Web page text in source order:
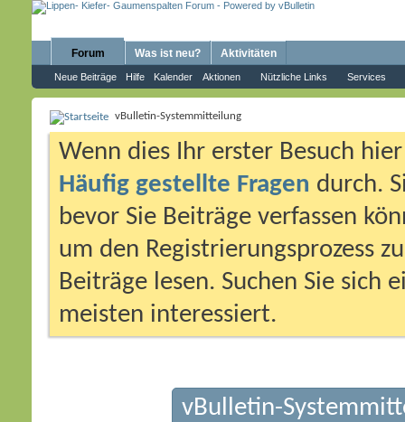
Forum
Neue Beiträge Hilfe Kalender Aktionen Nützliche Links Services
Was ist neu? Aktivitäten
vBulletin-Systemmitteilung
Wenn dies Ihr erster Besuch
Häufig gestellte Fragen durch.
bevor Sie Beiträge verfassen
um den Registrierungsprozess
Beiträge lesen. Suchen Sie sich
meisten interessiert.
vBulletin-